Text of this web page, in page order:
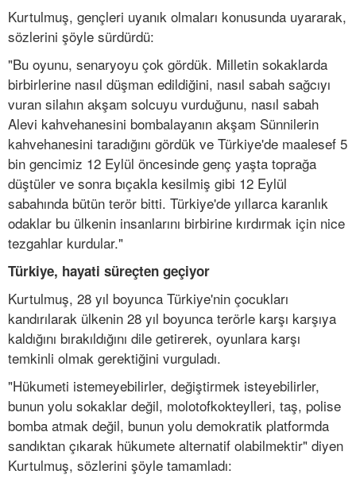
Kurtulmuş, gençleri uyanık olmaları konusunda uyararak,
sözlerini şöyle sürdürdü:
"Bu oyunu, senaryoyu çok gördük. Milletin sokaklarda
birbirlerine nasıl düşman edildiğini, nasıl sabah sağcıyı
vuran silahın akşam solcuyu vurduğunu, nasıl sabah
Alevi kahvehanesini bombalayanın akşam Sünnilerin
kahvehanesini taradığını gördük ve Türkiye'de maalesef 5
bin gencimiz 12 Eylül öncesinde genç yaşta toprağa
düştüler ve sonra bıçakla kesilmiş gibi 12 Eylül
sabahında bütün terör bitti. Türkiye'de yıllarca karanlık
odaklar bu ülkenin insanlarını birbirine kırdırmak için nice
tezgahlar kurdular."
Türkiye, hayati süreçten geçiyor
Kurtulmuş, 28 yıl boyunca Türkiye'nin çocukları
kandırılarak ülkenin 28 yıl boyunca terörle karşı karşıya
kaldığını bırakıldığını dile getirerek, oyunlara karşı
temkinli olmak gerektiğini vurguladı.
"Hükumeti istemeyebilirler, değiştirmek isteyebilirler,
bunun yolu sokaklar değil, molotofkokteylleri, taş, polise
bomba atmak değil, bunun yolu demokratik platformda
sandıktan çıkarak hükumete alternatif olabilmektir" diyen
Kurtulmuş, sözlerini şöyle tamamladı: